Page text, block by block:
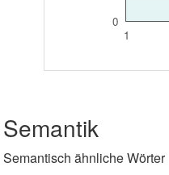
1
0
Semantik
Semantisch ähnliche Wörter